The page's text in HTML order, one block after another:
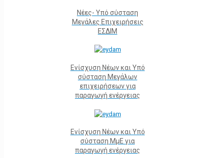
Νέες- Υπό σύσταση
Μεγάλες Επιχειρήσεις
ΕΣΔΙΜ
Ενίσχυση Νέων και Υπό
σύσταση Μεγάλων
επιχειρήσεων για
παραγωγή ενέργειας
Ενίσχυση Νέων και Υπό
σύσταση ΜμΕ για
παραγωγή ενέργειας